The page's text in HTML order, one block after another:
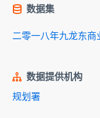
数据集
二零一八年九龙东
数据提供机构
规划署